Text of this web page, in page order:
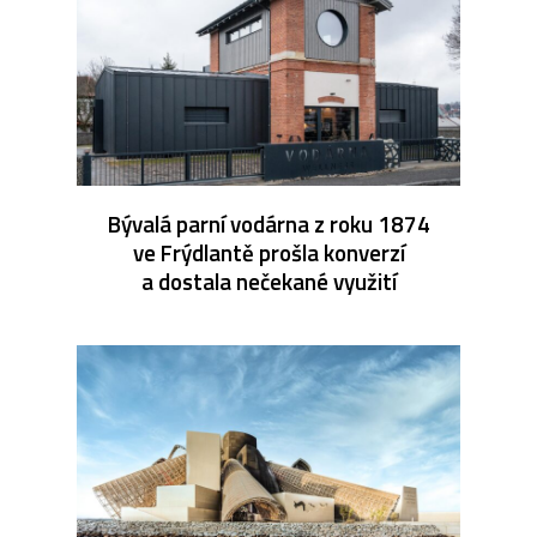
Bývalá parní vodárna z roku 1874
ve Frýdlantě prošla konverzí
a dostala nečekané využití